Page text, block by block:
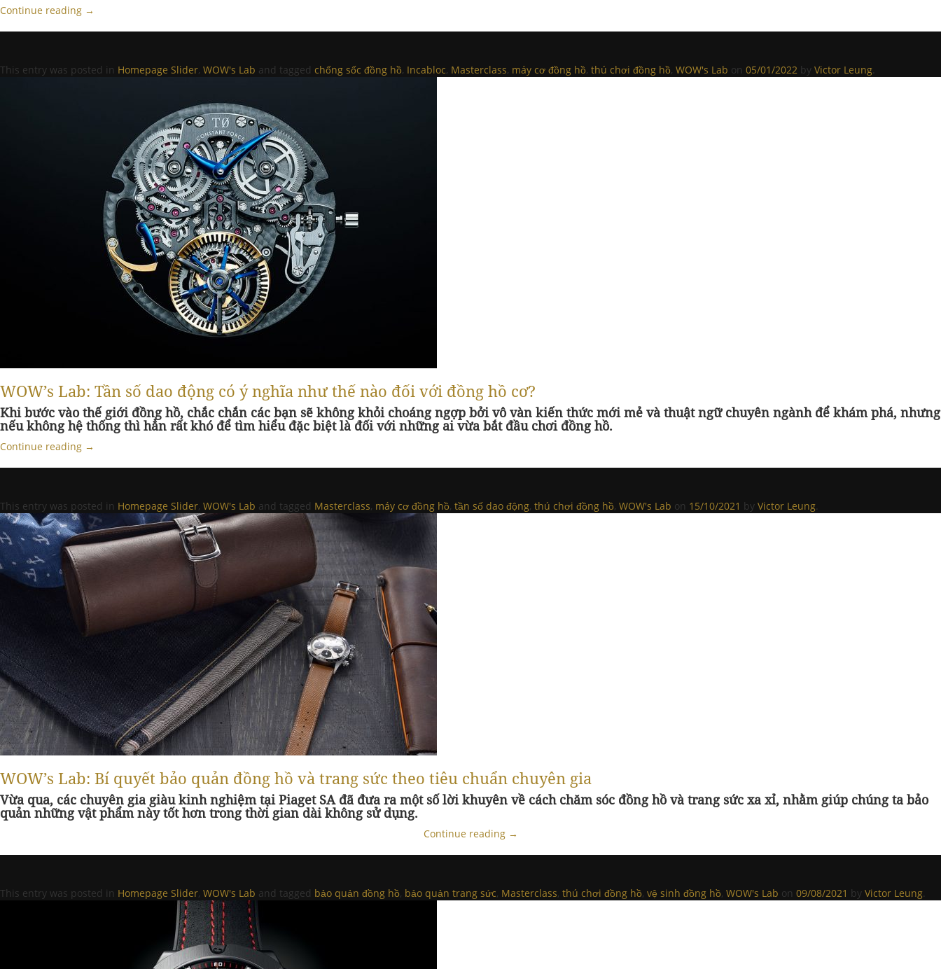
Continue reading →
This entry was posted in Homepage Slider, WOW's Lab and tagged chống sốc đồng hồ, Incabloc, Masterclass, máy cơ đồng hồ, thú chơi đồng hồ, WOW's Lab on 05/01/2022 by Victor Leung.
WOW’s Lab: Tần số dao động có ý nghĩa như thế nào đối với đồng hồ cơ?
Khi bước vào thế giới đồng hồ, chắc chắn các bạn sẽ không khỏi choáng ngợp bởi vô vàn kiến thức mới mẻ và thuật ngữ chuyên ngành để khám phá, nhưng
nếu không hệ thống thì hẳn rất khó để tìm hiểu đặc biệt là đối với những ai vừa bắt đầu chơi đồng hồ.
Continue reading →
This entry was posted in Homepage Slider, WOW's Lab and tagged Masterclass, máy cơ đồng hồ, tần số dao động, thú chơi đồng hồ, WOW's Lab on 15/10/2021 by Victor Leung.
WOW’s Lab: Bí quyết bảo quản đồng hồ và trang sức theo tiêu chuẩn chuyên gia
Vừa qua, các chuyên gia giàu kinh nghiệm tại Piaget SA đã đưa ra một số lời khuyên về cách chăm sóc đồng hồ và trang sức xa xỉ, nhằm giúp chúng ta bảo
quản những vật phẩm này tốt hơn trong thời gian dài không sử dụng.
Continue reading →
This entry was posted in Homepage Slider, WOW's Lab and tagged bảo quản đồng hồ, bảo quản trang sức, Masterclass, thú chơi đồng hồ, vệ sinh đồng hồ, WOW's Lab on 09/08/2021 by Victor Leung.